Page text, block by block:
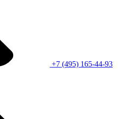
+7 (495) 165-44-93